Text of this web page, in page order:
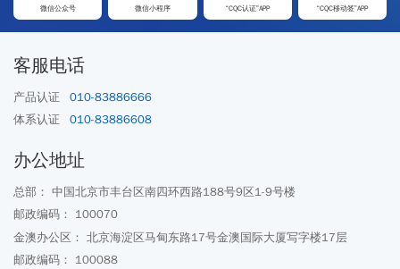
微信公众号 微信小程序 “CQC认证”APP “CQC移动签”APP
客服电话
产品认证
010-83886666
体系认证
010-83886608
办公地址
总部： 中国北京市丰台区南四环西路188号9区1-9号楼
邮政编码： 100070
金澳办公区： 北京海淀区马甸东路17号金澳国际大厦写字楼17层
邮政编码： 100088